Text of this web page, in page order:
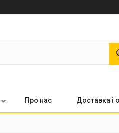
Про нас Доставка і